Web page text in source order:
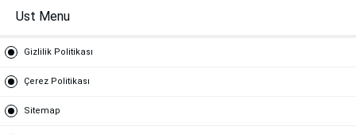
Ust Menu
Gizlilik Politikası
Çerez Politikası
Sitemap